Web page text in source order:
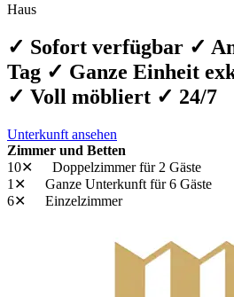
Haus
✓ Sofort verfügbar ✓
Tag ✓ Ganze Einheit
✓ Voll möbliert ✓ 24/7
Unterkunft ansehen
Zimmer und Betten
10✕
Doppelzimmerfür 2 Gäste
1✕
Ganze Unterkunft für 6 Gäste
6✕
Einzelzimmer